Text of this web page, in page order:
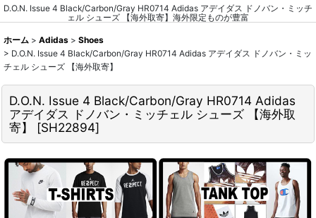
D.O.N. Issue 4 Black/Carbon/Gray HR0714 Adidas アデイダス ドノバン・ミッチ
ェル シューズ 【海外取寄】海外限定ものが豊富
ホーム > Adidas > Shoes
> D.O.N. Issue 4 Black/Carbon/Gray HR0714 Adidas アデイダス ドノバン・ミッ
チェル シューズ 【海外取寄】
D.O.N. Issue 4 Black/Carbon/Gray HR0714 Adidas
アデイダス ドノバン・ミッチェル シューズ 【海外取
寄】
[SH22894]